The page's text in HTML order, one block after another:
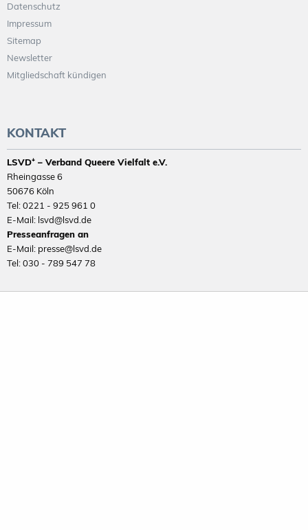
Datenschutz
Impressum
Sitemap
Newsletter
Mitgliedschaft kündigen
KONTAKT
LSVD⁺ – Verband Queere Vielfalt e.V.
Rheingasse 6
50676 Köln
Tel: 0221 - 925 961 0
E-Mail: lsvd@lsvd.de
Presseanfragen an
E-Mail: presse@lsvd.de
Tel: 030 - 789 547 78